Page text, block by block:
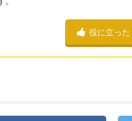
役に立った